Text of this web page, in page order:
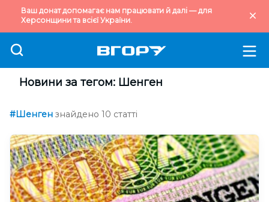
Ваш донат допомагає нам працювати й далі — для
Херсонщини та всієї України.
Новини за тегом: Шенген
#Шенген знайдено 10 статті